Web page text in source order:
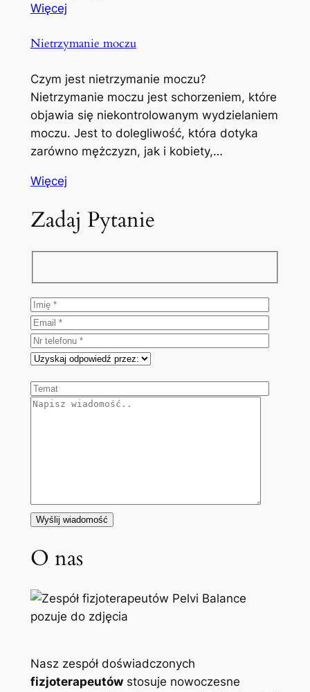
Więcej
Nietrzymanie moczu
Czym jest nietrzymanie moczu?
Nietrzymanie moczu jest schorzeniem, które
objawia się niekontrolowanym wydzielaniem
moczu. Jest to dolegliwość, która dotyka
zarówno mężczyzn, jak i kobiety,…
Więcej
Zadaj Pytanie
O nas
Nasz zespół doświadczonych
fizjoterapeutówstosuje nowoczesne